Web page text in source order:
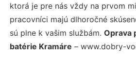
ktorá je pre nás vždy na prvom
pracovníci majú dlhoročné
sú plne k vašim službám. Oprava
batérie Kramáre – www.dobry-